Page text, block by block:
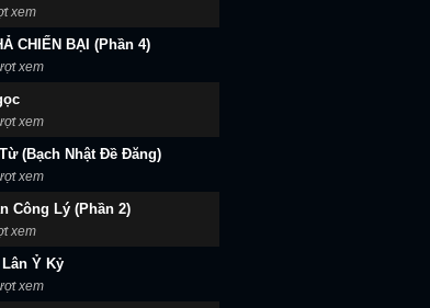
xem
CHIẾN BẠI (Phần 4)
xem
xem
(Bạch Nhật Đề Đăng)
xem
Công Lý (Phần 2)
xem
Lân Ỷ Kỷ
xem